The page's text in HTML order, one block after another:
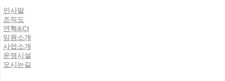
인사말
조직도
연혁&CI
임원소개
사업소개
운영시설
오시는길